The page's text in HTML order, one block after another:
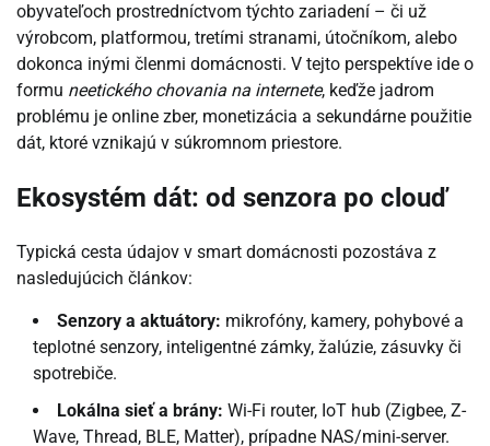
obyvateľoch prostredníctvom týchto zariadení – či už
výrobcom, platformou, tretími stranami, útočníkom, alebo
dokonca inými členmi domácnosti. V tejto perspektíve ide o
formu neetického chovania na internete, keďže jadrom
problému je online zber, monetizácia a sekundárne použitie
dát, ktoré vznikajú v súkromnom priestore.
Ekosystém dát: od senzora po clouď
Typická cesta údajov v smart domácnosti pozostáva z
nasledujúcich článkov:
Senzory a aktuátory: mikrofóny, kamery, pohybové a
teplotné senzory, inteligentné zámky, žalúzie, zásuvky či
spotrebiče.
Lokálna sieť a brány: Wi-Fi router, IoT hub (Zigbee, Z-
Wave, Thread, BLE, Matter), prípadne NAS/mini-server.